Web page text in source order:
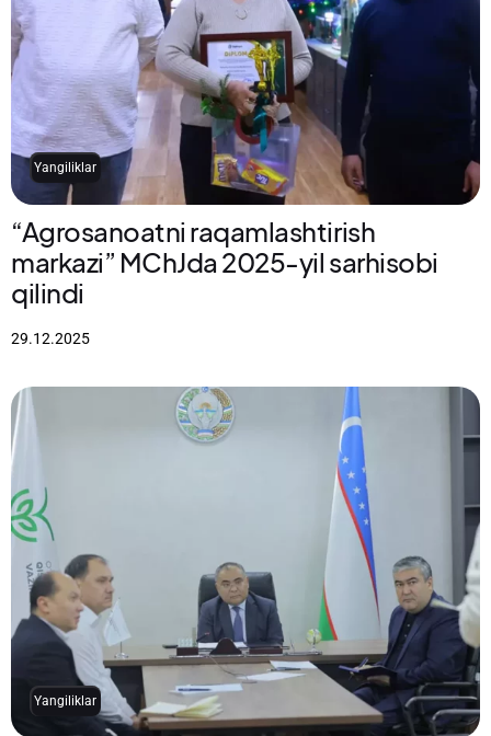
Yangiliklar
“Agrosanoatni raqamlashtirish
markazi” MChJda 2025-yil sarhisobi
qilindi
29.12.2025
Yangiliklar